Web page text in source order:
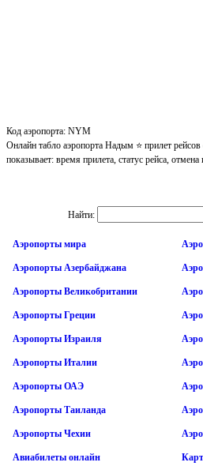
Код аэропорта: NYM
Онлайн табло аэропорта Надым ⭐ прилет
показывает: время прилета, статус рейса, отмена
Найти:
Аэропорты мира
Аэропорты Азербайджана
Аэропорты Великобритании
Аэропорты Греции
Аэропорты Израиля
Аэропорты Италии
Аэропорты ОАЭ
Аэропорты Таиланда
Аэропорты Чехии
Авиабилеты онлайн